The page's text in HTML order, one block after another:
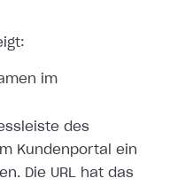
im
des
Kundenportal ein
Die URL hat das